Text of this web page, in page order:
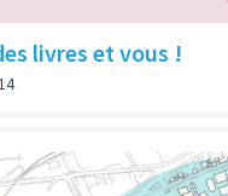
livres et vous !